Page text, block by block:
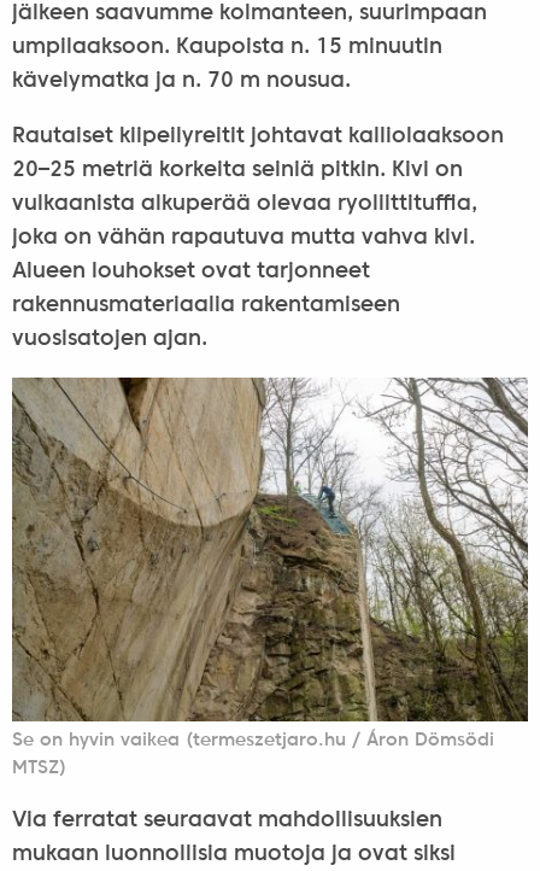
jälkeen saavumme kolmanteen, suurimpaan
umpilaaksoon. Kaupoista n. 15 minuutin
kävelymatka ja n. 70 m nousua.
Rautaiset kiipeilyreitit johtavat kalliolaaksoon
20–25 metriä korkeita seiniä pitkin. Kivi on
vulkaanista alkuperää olevaa ryoliittituffia,
joka on vähän rapautuva mutta vahva kivi.
Alueen louhokset ovat tarjonneet
rakennusmateriaalia rakentamiseen
vuosisatojen ajan.
Se on hyvin vaikea (termeszetjaro.hu / Áron Dömsödi
MTSZ)
Via ferratat seuraavat mahdollisuuksien
mukaan luonnollisia muotoja ja ovat siksi